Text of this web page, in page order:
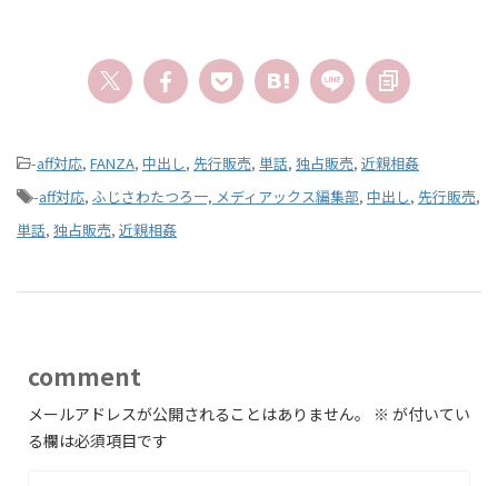
-aff対応, FANZA, 中出し, 先行販売, 単話, 独占販売, 近親相姦
-aff対応, ふじさわたつろ一, メディアックス編集部, 中出し, 先行販売,
単話, 独占販売, 近親相姦
comment
メールアドレスが公開されることはありません。 ※ が付いてい
る欄は必須項目です